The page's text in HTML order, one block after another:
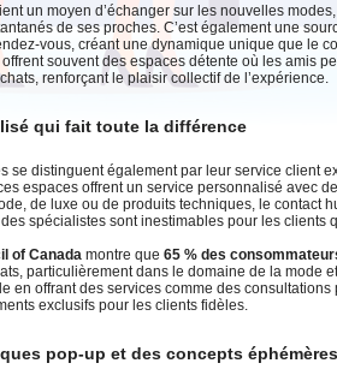
un moyen d’échanger sur les nouvelles
de ses proches. C’est également une
vous, créant une dynamique unique que le
souvent des espaces détente où les amis
renforçant le plaisir collectif de l’expérience.
qui fait toute la différence
se distinguent également par leur service client
espaces offrent un service personnalisé avec
de luxe ou de produits techniques, le contact
spécialistes sont inestimables pour les clients
of Canada montre que 65 % des
particulièrement dans le domaine de la mode
en offrant des services comme des
exclusifs pour les clients fidèles.
pop-up et des concepts éphémères